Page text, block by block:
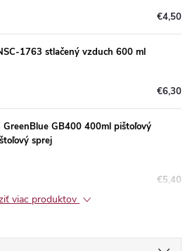
€4,50
1763 stlačený vzduch 600 ml
€6,30
GreenBlue GB400 400ml pištoľový
sprej
€5,40
viac produktov